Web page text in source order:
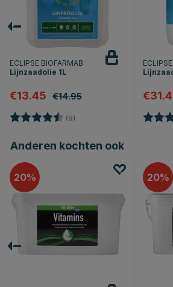
ECLIPSE BIOFARMAB
Lijnzaadolie 1L
€13.45 €14.95
Beoordeling: (9)
Anderen kochten ook
20 20